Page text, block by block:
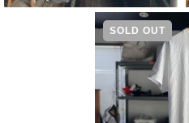
SOLD OUT